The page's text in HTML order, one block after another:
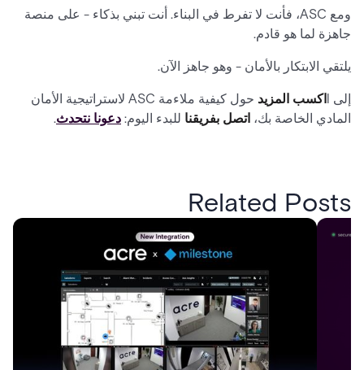
ومع ASC، فأنت لا تفرط في البناء. أنت تبني بذكاء - على منصة
جاهزة لما هو قادم.
يلتقي الابتكار بالأمان - وهو جاهز الآن.
إلى l اكسب المزيد
حول كيفية ملاءمة ASC لاستراتيجية الأمان
المادي الخاصة بك، اتصل بفريقنا للبدء اليوم: دعونا نتحدث.
Related Posts